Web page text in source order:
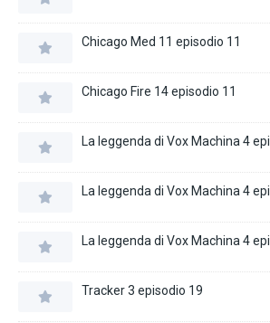
Chicago Med 11 episodio 11
Chicago Fire 14 episodio 11
La leggenda di Vox Machina 4
La leggenda di Vox Machina 4
La leggenda di Vox Machina 4
Tracker 3 episodio 19